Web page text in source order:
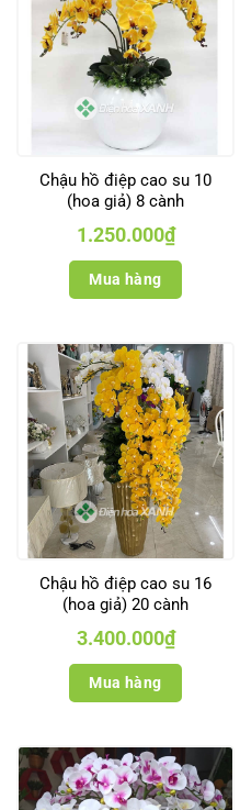
Chậu hồ điệp cao su 10
(hoa giả) 8 cành
1.250.000₫
Mua hàng
Chậu hồ điệp cao su 16
(hoa giả) 20 cành
3.400.000₫
Mua hàng